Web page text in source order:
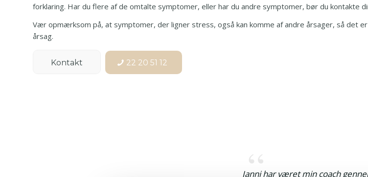
forklaring. Har du flere af de omtalte symptomer, eller har du andre symptomer, bør du kontakte
Vær opmærksom på, at symptomer, der ligner stress, også kan komme af andre årsager, så det
årsag.
Kontakt 22 20 51 12
Janni har været min coach